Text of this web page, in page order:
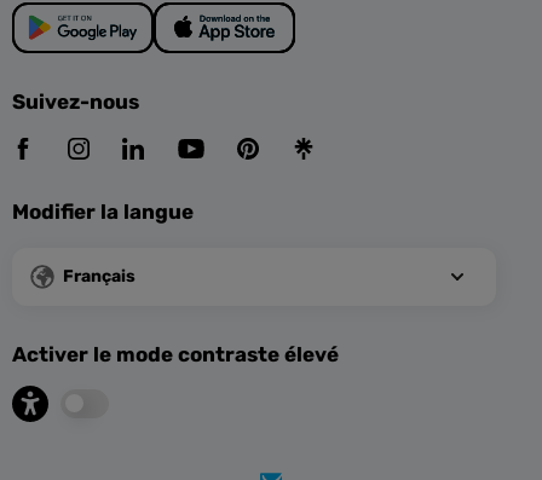
Suivez-nous
Modifier la langue
Français
Activer le mode contraste élevé